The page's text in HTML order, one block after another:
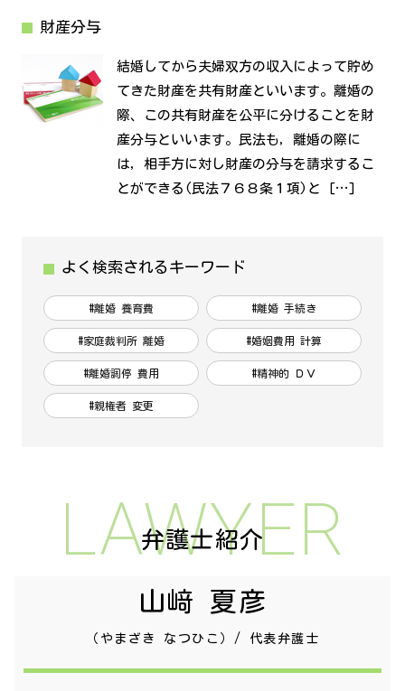
財産分与
結婚してから夫婦双方の収入によって貯め
てきた財産を共有財産といいます。離婚の
際、この共有財産を公平に分けることを財
産分与といいます。民法も，離婚の際に
は，相手方に対し財産の分与を請求するこ
とができる(民法７６８条１項)と […]
よく検索されるキーワード
#離婚 養育費 #離婚 手続き
#家庭裁判所 離婚 #婚姻費用 計算
#離婚調停 費用 #精神的 ＤＶ
#親権者 変更
LAWYER
弁護士紹介
山﨑 夏彦
（やまざき なつひこ）/ 代表弁護士